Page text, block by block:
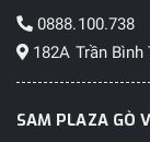
0888.100.738
182A Trần Bình
SAM PLAZA GÒ